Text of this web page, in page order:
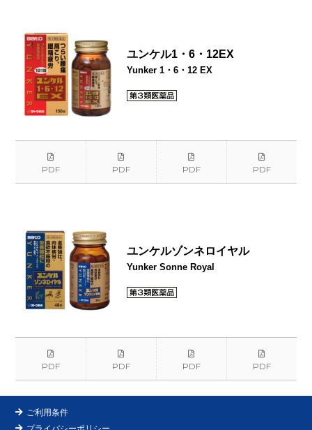
ユンケル1・6・12EX
Yunker 1・6・12 EX
PDF PDF PDF PDF
ユンケルゾンネロイヤル
Yunker Sonne Royal
PDF PDF PDF PDF
ご利用条件